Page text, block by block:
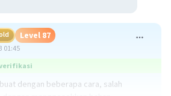
Level 87
01:45
dengan beberapa cara, salah